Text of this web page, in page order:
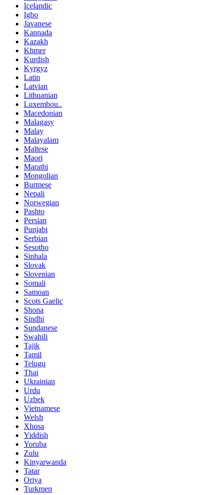
Icelandic
Igbo
Javanese
Kannada
Kazakh
Khmer
Kurdish
Kyrgyz
Latin
Latvian
Lithuanian
Luxembou..
Macedonian
Malagasy
Malay
Malayalam
Maltese
Maori
Marathi
Mongolian
Burmese
Nepali
Norwegian
Pashto
Persian
Punjabi
Serbian
Sesotho
Sinhala
Slovak
Slovenian
Somali
Samoan
Scots Gaelic
Shona
Sindhi
Sundanese
Swahili
Tajik
Tamil
Telugu
Thai
Ukrainian
Urdu
Uzbek
Vietnamese
Welsh
Xhosa
Yiddish
Yoruba
Zulu
Kinyarwanda
Tatar
Oriya
Turkmen